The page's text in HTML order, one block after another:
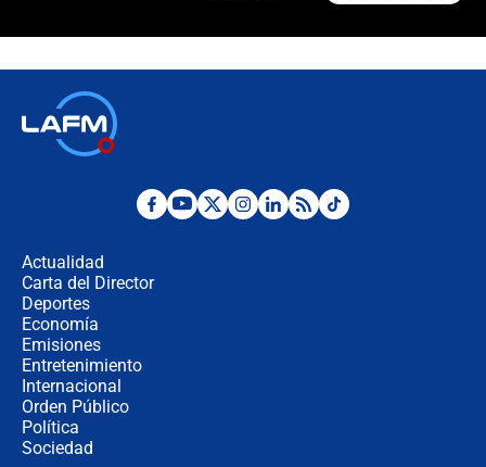
¿Por qué De la Espriella gobernará
Actualidad
Carta del Director
Deportes
Economía
Emisiones
Entretenimiento
Internacional
Orden Público
Política
Sociedad